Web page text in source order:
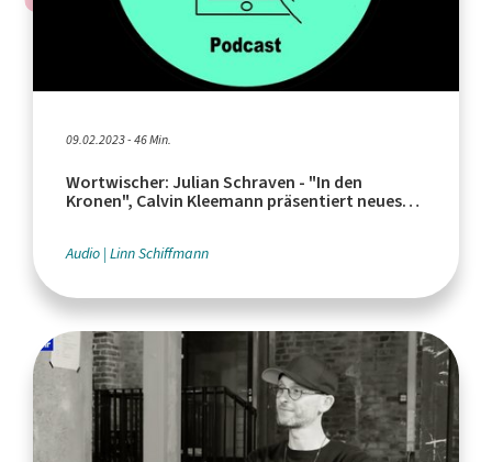
09.02.2023 - 46 Min.
Wortwischer: Julian Schraven - "In den
Kronen", Calvin Kleemann präsentiert neues
Audio Linn Schiffmann